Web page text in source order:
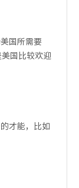
国所需要
国比较欢迎
才能，比如